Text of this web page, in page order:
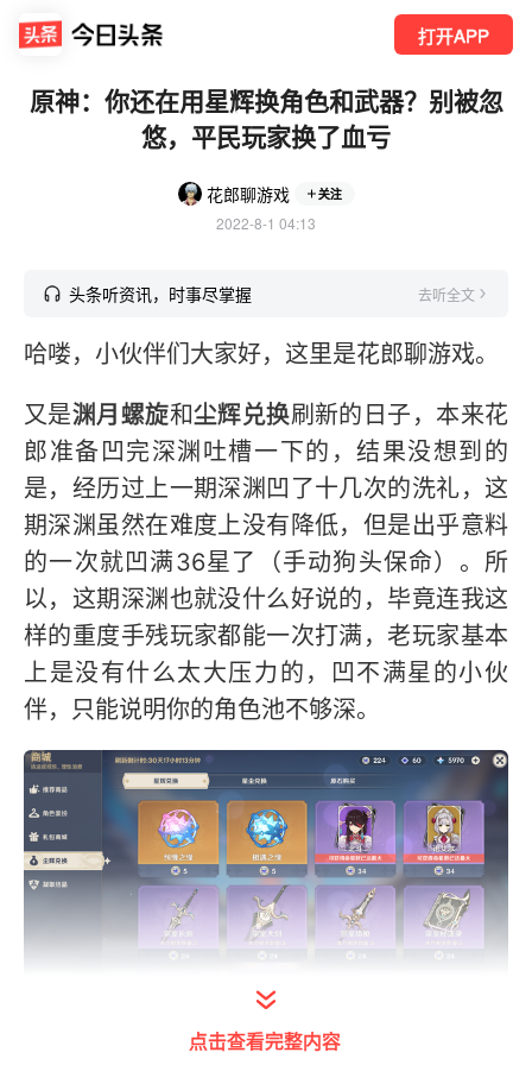
打开APP
原神：你还在用星辉换角色和武器？别被忽
悠，平民玩家换了血亏
花郎聊游戏 关注
2022-8-1 04:13
头条听资讯，时事尽掌握 去听全文
哈喽，小伙伴们大家好，这里是花郎聊游戏。
又是渊月螺旋和尘辉兑换刷新的日子，本来花
郎准备凹完深渊吐槽一下的，结果没想到的
是，经历过上一期深渊凹了十几次的洗礼，这
期深渊虽然在难度上没有降低，但是出乎意料
的一次就凹满36星了（手动狗头保命）。所
以，这期深渊也就没什么好说的，毕竟连我这
样的重度手残玩家都能一次打满，老玩家基本
上是没有什么太大压力的，凹不满星的小伙
伴，只能说明你的角色池不够深。
点击查看完整内容